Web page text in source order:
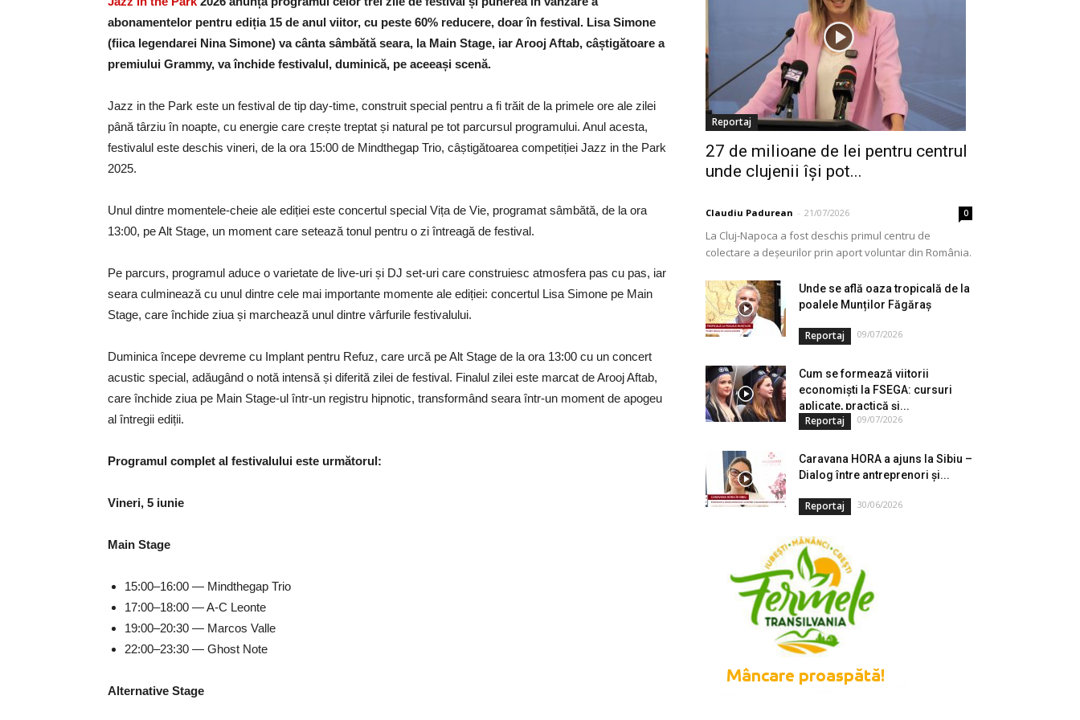
abonamentelor pentru ediția 15 de anul viitor, cu peste 60% reducere, doar în festival. Lisa Simone
(fiica legendarei Nina Simone) va cânta sâmbătă seara, la Main Stage, iar Arooj Aftab, câștigătoare a
premiului Grammy, va închide festivalul, duminică, pe aceeași scenă.
Jazz in the Park este un festival de tip day-time, construit special pentru a fi trăit de la primele ore ale zilei
până târziu în noapte, cu energie care crește treptat și natural pe tot parcursul programului. Anul acesta,
festivalul este deschis vineri, de la ora 15:00 de Mindthegap Trio, câștigătoarea competiției Jazz in the Park
2025.
Unul dintre momentele-cheie ale ediției este concertul special Vița de Vie, programat sâmbătă, de la ora
13:00, pe Alt Stage, un moment care setează tonul pentru o zi întreagă de festival.
Pe parcurs, programul aduce o varietate de live-uri și DJ set-uri care construiesc atmosfera pas cu pas, iar
seara culminează cu unul dintre cele mai importante momente ale ediției: concertul Lisa Simone pe Main
Stage, care închide ziua și marchează unul dintre vârfurile festivalului.
Duminica începe devreme cu Implant pentru Refuz, care urcă pe Alt Stage de la ora 13:00 cu un concert
acustic special, adăugând o notă intensă și diferită zilei de festival. Finalul zilei este marcat de Arooj Aftab,
care închide ziua pe Main Stage-ul într-un registru hipnotic, transformând seara într-un moment de apogeu
al întregii ediții.
Programul complet al festivalului este următorul:
Vineri, 5 iunie
Main Stage
15:00–16:00 — Mindthegap Trio
17:00–18:00 — A-C Leonte
19:00–20:30 — Marcos Valle
22:00–23:30 — Ghost Note
Alternative Stage
Reportaj
27 de milioane de lei pentru centrul
unde clujenii își pot...
Claudiu Padurean - 21/07/2026 0
La Cluj-Napoca a fost deschis primul centru de
colectare a deșeurilor prin aport voluntar din România.
Unde se află oaza tropicală de la
poalele Munților Făgăraș
Reportaj 09/07/2026
Cum se formează viitorii
economiști la FSEGA: cursuri
aplicate, practică și...
Reportaj 09/07/2026
Caravana HORA a ajuns la Sibiu –
Dialog între antreprenori și...
Reportaj 30/06/2026